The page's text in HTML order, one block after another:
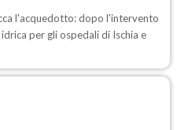
l'acquedotto: dopo l'intervento
per gli ospedali di Ischia e